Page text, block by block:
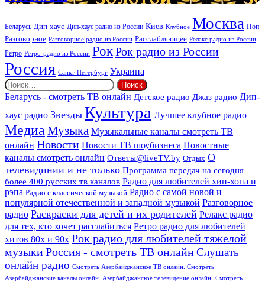
век
Беларусь Дип-хаус Дип-хаус радио из России Киев Клубное Москва Поп
Разговорное Разговорное радио из России Расслабляющее Релакс радио из России
Ретро Ретро-радио из России РокРок радио из России
Россия Санкт-Петербург Украина
Найти:
Беларусь - смотреть ТВ онлайн Детское радио Джаз радио Дип-
хаус радио Звезды Культура Лучшее клубное радио
Медиа Музыка Музыкальные каналы смотреть ТВ
онлайн Новости Новости ТВ шоубизнеса Новостные
каналы смотреть онлайн Ответы@liveTV.by Отдых О
телевидинии и не только Программа передач на сегодня
более 400 русских тв каналов Радио для любителей хип-хопа и
рэпа Радио с классической музыкой Радио с самой новой и
популярной отечественной и западной музыкой Разговорное
радио Раскраски для детей и их родителей Релакс радио
для тех, кто хочет расслабиться Ретро радио для любителей
хитов 80х и 90х Рок радио для любителей тяжелой
музыкиРоссия - смотреть ТВ онлайнСлушать
онлайн радио Смотреть Азербайджанское ТВ онлайн. Смотреть
Азербайджанские каналы онлайн. Азербайджанское телевидение онлайн.
Смотреть